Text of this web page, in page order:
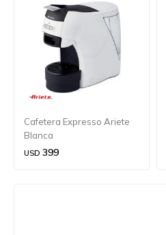
Cafetera Expresso Ariete
Blanca
USD 399